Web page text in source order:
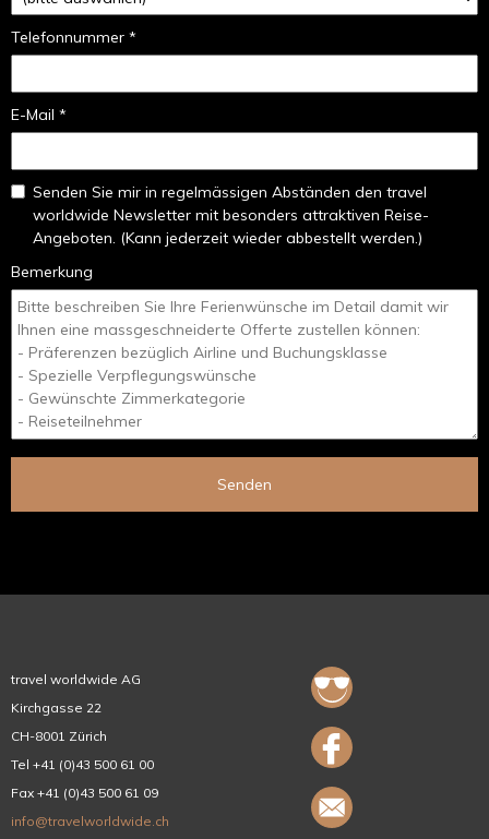
Telefonnummer *
E-Mail *
Senden Sie mir in regelmässigen Abständen den travel
worldwide Newsletter mit besonders attraktiven Reise-
Angeboten. (Kann jederzeit wieder abbestellt werden.)
Bemerkung
Senden
travel worldwide AG
Kirchgasse 22
CH-8001 Zürich
Tel +41 (0)43 500 61 00
Fax +41 (0)43 500 61 09
info@travelworldwide.ch